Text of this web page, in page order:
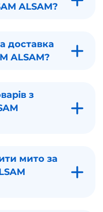
ALSAM?
доставка
ALSAM?
з
мито за